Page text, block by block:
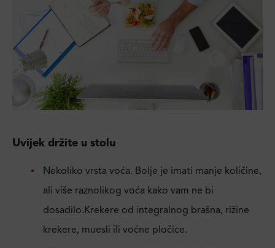
Uvijek držite u stolu
Nekoliko vrsta voća. Bolje je imati manje količine,
ali više raznolikog voća kako vam ne bi
dosadilo.Krekere od integralnog brašna, rižine
krekere, muesli ili voćne pločice.